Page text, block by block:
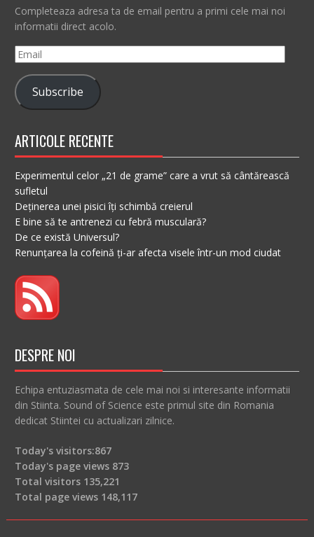
Completeaza adresa ta de email pentru a primi cele mai noi
informatii direct acolo.
Email
Subscribe
ARTICOLE RECENTE
Experimentul celor „21 de grame” care a vrut să cântărească
sufletul
Deținerea unei pisici îți schimbă creierul
E bine să te antrenezi cu febră musculară?
De ce există Universul?
Renunțarea la cofeină ți-ar afecta visele într-un mod ciudat
DESPRE NOI
Echipa entuziasmata de cele mai noi si interesante informatii
din Stiinta. Sound of Science este primul site din Romania
dedicat Stiintei cu actualizari zilnice.
Today's visitors:867
Today's page views 873
Total visitors 135,221
Total page views 148,117